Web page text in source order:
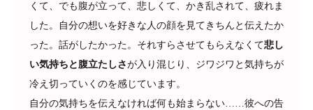
くて、でも腹が立って、悲しくて、かき乱されて、疲れま
した。自分の想いを好きな人の顔を見てきちんと伝えたか
った。話がしたかった。それすらさせてもらえなくて悲し
い気持ちと腹立たしさが入り混じり、ジワジワと気持ちが
冷え切っていくのを感じています。
自分の気持ちを伝えなければ何も始まらない……彼への告